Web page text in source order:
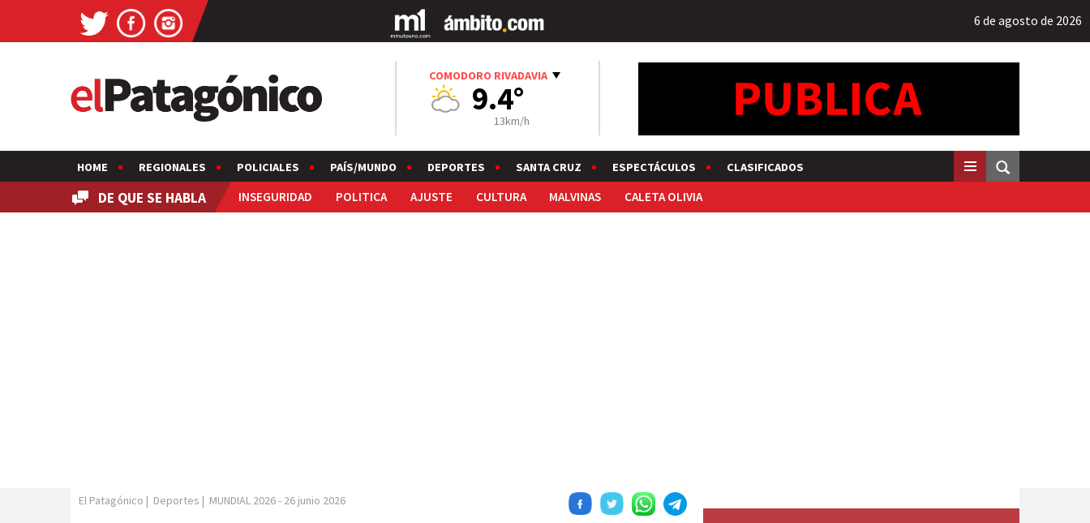
6 de agosto de 2026
COMODORO RIVADAVIA
9.4°
13km/h
HOME REGIONALES POLICIALES PAÍS/MUNDO DEPORTES SANTA CRUZ ESPECTÁCULOS CLASIFICADOS
DE QUE SE HABLA INSEGURIDAD POLITICA AJUSTE CULTURA MALVINAS CALETA OLIVIA
El Patagónico | Deportes | MUNDIAL 2026- 26 junio 2026